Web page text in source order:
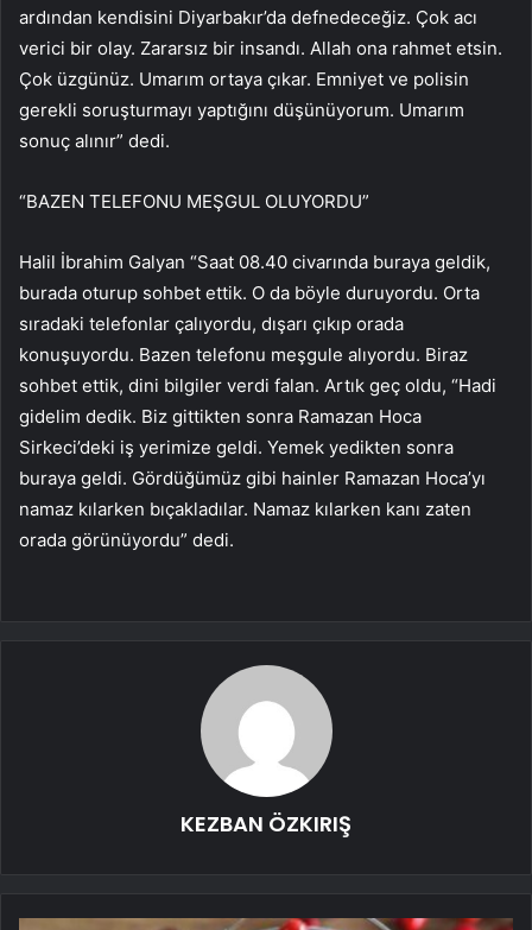
ardından kendisini Diyarbakır’da defnedeceğiz. Çok acı
verici bir olay. Zararsız bir insandı. Allah ona rahmet etsin.
Çok üzgünüz. Umarım ortaya çıkar. Emniyet ve polisin
gerekli soruşturmayı yaptığını düşünüyorum. Umarım
sonuç alınır” dedi.
“BAZEN TELEFONU MEŞGUL OLUYORDU”
Halil İbrahim Galyan “Saat 08.40 civarında buraya geldik,
burada oturup sohbet ettik. O da böyle duruyordu. Orta
sıradaki telefonlar çalıyordu, dışarı çıkıp orada
konuşuyordu. Bazen telefonu meşgule alıyordu. Biraz
sohbet ettik, dini bilgiler verdi falan. Artık geç oldu, “Hadi
gidelim dedik. Biz gittikten sonra Ramazan Hoca
Sirkeci’deki iş yerimize geldi. Yemek yedikten sonra
buraya geldi. Gördüğümüz gibi hainler Ramazan Hoca’yı
namaz kılarken bıçakladılar. Namaz kılarken kanı zaten
orada görünüyordu” dedi.
KEZBAN ÖZKIRIŞ